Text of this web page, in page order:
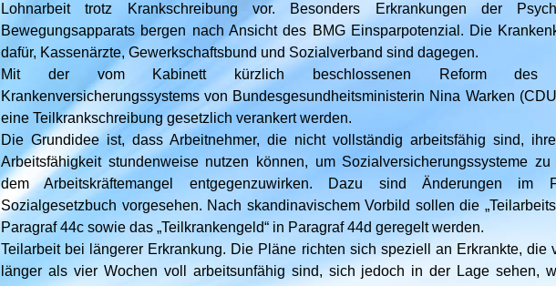
Lohnarbeit trotz Krankschreibung vor. Besonders Erkrankungen der
Bewegungsapparats bergen nach Ansicht des BMG Einsparpotenzial. Die
dafür, Kassenärzte, Gewerkschaftsbund und Sozialverband sind dagegen.
Mit der vom Kabinett kürzlich beschlossenen Reform des
Krankenversicherungssystems von Bundesgesundheitsministerin Nina Warken
eine Teilkrankschreibung gesetzlich verankert werden.
Die Grundidee ist, dass Arbeitnehmer, die nicht vollständig arbeitsfähig sind,
Arbeitsfähigkeit stundenweise nutzen können, um Sozialversicherungssysteme zu
dem Arbeitskräftemangel entgegenzuwirken. Dazu sind Änderungen im
Sozialgesetzbuch vorgesehen. Nach skandinavischem Vorbild sollen die
Paragraf 44c sowie das „Teilkrankengeld“ in Paragraf 44d geregelt werden.
Teilarbeit bei längerer Erkrankung. Die Pläne richten sich speziell an Erkrankte, die
länger als vier Wochen voll arbeitsunfähig sind, sich jedoch in der Lage sehen,